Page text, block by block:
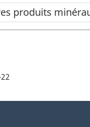
produits